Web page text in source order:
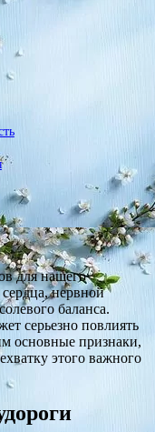
для нашего
сердца, нервной
баланса.
серьезно повлиять
основные признаки,
этого важного